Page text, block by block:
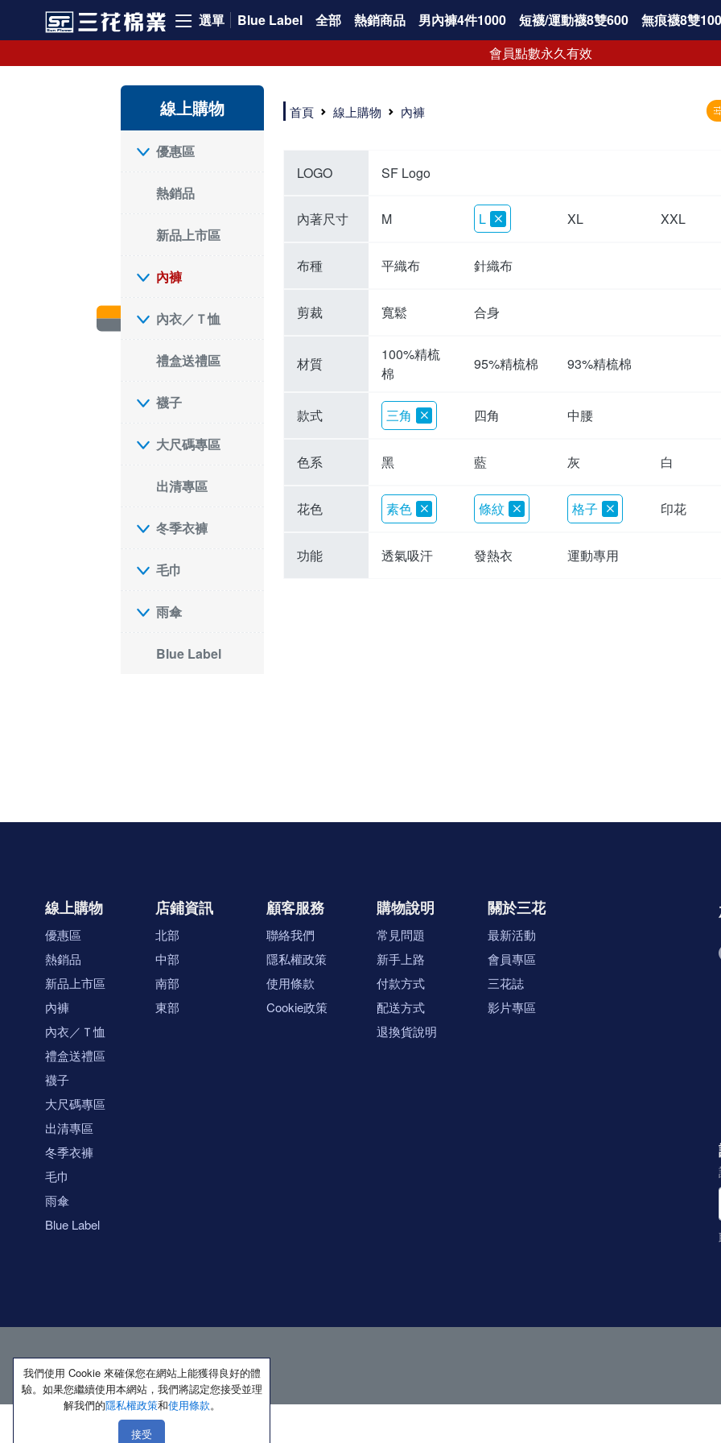
選單 Blue Label 全部 熱銷商品 男內褲4件1000 短襪/運動襪8雙600 無痕襪8雙
會員點數永久有效
線上購物
優惠區
熱銷品
新品上市區
內褲
內衣／Ｔ恤
禮盒送禮區
襪子
大尺碼專區
出清專區
冬季衣褲
毛巾
雨傘
Blue Label
選擇內褲、平口褲、純棉內褲首重品質。舒適、透氣的內褲、平口褲、純棉內褲能影響健康，須謹慎挑選。三花內褲透氣不悶，值得信賴！
三花內褲、平口褲、純棉內褲50年來持續升級，符合人體工學設計，柔軟無勒痕的鬆緊帶。三花內褲是肌膚好友，口碑熱銷！
選擇內褲首重品質。三花內褲50年來不斷升級，證明其卓越品質。符合人體工學剪裁，柔軟無痕鬆緊帶，是必買首選。兼具品質與外型，與肌膚零感接觸，穿著舒適，看來有質感。三花內褲設計獨特，質料優良，專業剪裁，呵護肌膚。新鮮高品質棉材製成，多款選擇，耐洗耐穿，三花內褲絕對首選。
"內褲購買及使用經驗網友來信分享 近年來，我經常在大型連鎖賣場如佳瑪、美華泰等地看到三花內褲的展示。最近一兩年，甚至百貨公司及街頭店鋪都開始大量出現三花專櫃或專賣店。我猜測，這應該是三花在營運策略上的調整，才使得這些改變成為現實。 本來，三花內褲一直是消費者選購內褲時的熱門選項之一。內褲櫃點的增多使我更加注意到這個品牌，因此我在選購內褲時，特意多研究了一下三花內褲的設計。 先從內褲外層包裝談起，有些內褲有PP袋包裝，有些則沒有。雖然這是一件小事，但我發現朋友們中有人會介意內褲包裝沒有PP袋。他們認為沒有PP袋會使包裝不夠精美。對我來說，有PP袋確實能提升包裝的精緻度，但內褲不裝PP袋其實也算是環保。所以，這就看每個人對內褲包裝的需求和感受了。 每次購買內褲時，我都會特別帶一件五片式剪裁的內褲。三花的平口內褲被稱為全國第一件五片式剪裁內褲，這話應該不是隨便說說的，畢竟三花是一個擁有超過50年歷史的老品牌，專注於研發和改良內褲。當初，我覺得這種設計有些花俏，只是圖個新鮮買來試試，結果發現內褲多一片真的有其優勢，尤其是減少了內褲卡屁的次數。雖然這個狀況不可能完全消失，但大大增加了穿著的舒適度。 三花內褲的價格也在我能接受的範圍內，因此它逐漸成為我的心頭好。此外，內褲選購時的另一個重要因素是鬆緊帶。看內褲是否舊了，第一眼通常看鬆緊帶。故意或不小心露出內褲褲頭的時候，印象分數也是由鬆緊帶決定的。 很多內褲品牌強調鬆緊帶的造型及花樣，這類內褲非常適合一些特殊場合，如單身聯誼或約會時穿著，能夠加分不少。日常使用的內褲則建議選擇鬆緊帶不易鬆垮的，花樣其次。三花特別強調內褲鬆緊帶的耐洗度，而其他品牌鮮少提及這一點。 分場合選擇內褲是我的習慣。特殊場合內褲要講究一點，但平日則需要選擇鬆緊帶有保障的內褲。畢竟，內褲是每天陪伴我們超過12個小時的衣物，找到適合自己且耐洗耐穿高CP值的內褲才是最明智的選擇。 內褲畢竟是消耗品，定期更換非常重要。如果內褲沾染到髒污或處於潮濕的環境，就不應該撐太久。這是因為內褲長期接觸身體的重要部位，所以選擇和保養都要謹慎。 以上是我個人的內褲使用分享，並非業配，不代表任何人的立場。內褲還是要以自身體驗最為準確。希望大家都能找到適合自己的內褲，並多多支持台灣品牌。"
首頁 線上購物 內褲
LOGO SF Logo
內著尺寸 M L XL XXL
布種 平織布 針織布
剪裁 寬鬆 合身
材質
100%精梳
棉
95%精梳棉 93%精梳棉
款式 三角 四角 中腰
色系 黑 藍 灰 白
花色 素色 條紋 格子 印花
功能 透氣吸汗 發熱衣 運動專用
線上購物
優惠區
熱銷品
新品上市區
內褲
內衣／Ｔ恤
禮盒送禮區
襪子
大尺碼專區
出清專區
冬季衣褲
毛巾
雨傘
Blue Label
店鋪資訊
北部
中部
南部
東部
顧客服務
聯絡我們
隱私權政策
使用條款
Cookie政策
購物說明
常見問題
新手上路
付款方式
配送方式
退換貨說明
關於三花
最新活動
會員專區
三花誌
影片專區
著作權所有 保留一切權利
我們使用 Cookie 來確保您在網站上能獲得良好的體
驗。如果您繼續使用本網站，我們將認定您接受並理
解我們的隱私權政策和使用條款。
接受